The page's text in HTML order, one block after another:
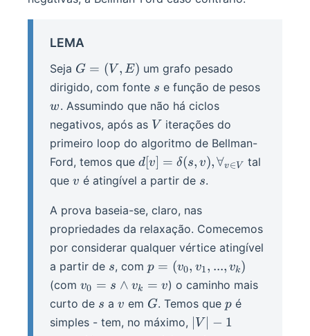
LEMA
Seja G
=
E)
G = (V , E) um grafo pesado
dirigido, com fonte s
s e função de pesos
w. Assumindo que não há ciclos
negativos, após as V
V iterações do
primeiro loop do algoritmo de Bellman-
Ford, temos que d[v] =
\delta(s,
v),
\forall_{v
\in V}
d[v] = δ(s, v),∀v∈V
tal
que v
v é atingível a partir de s
s.
A prova baseia-se, claro, nas
propriedades da relaxação. Comecemos
por considerar qualquer vértice atingível
a partir de s
s, com p =
(v_0,
v_1,
...,
v_k)
p = (v0, v1, ..., vk)
(com v_0 =
s
\wedge
v_k =
v0 = s ∧ vk = v) o caminho mais
curto de s
s a v
v em G
G. Temos que p
pé
simples - tem, no máximo, |V|
V − 1